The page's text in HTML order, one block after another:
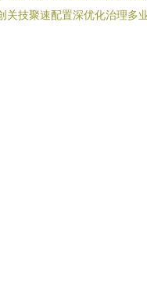
关技聚速配置深优化治理多